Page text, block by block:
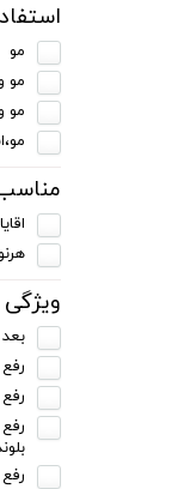
مو
مو
مو
ویژگی
بعد